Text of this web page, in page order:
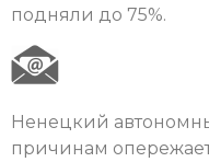
подняли до 75%.
Ненецкий
причинам